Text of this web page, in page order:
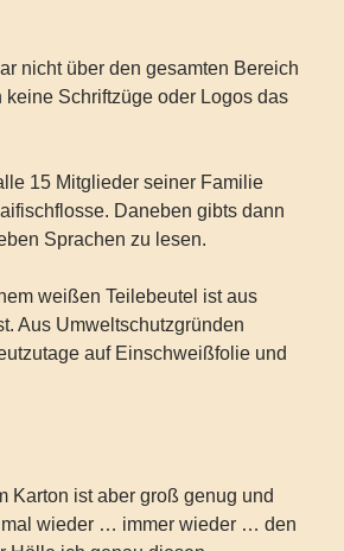
nicht über den gesamten Bereich
Schriftzüge oder Logos das
15 Mitglieder seiner Familie
Daneben gibts dann
Sprachen zu lesen.
weißen Teilebeutel ist aus
Aus Umweltschutzgründen
auf Einschweißfolie und
Karton ist aber groß genug und
mal wieder … immer wieder … den